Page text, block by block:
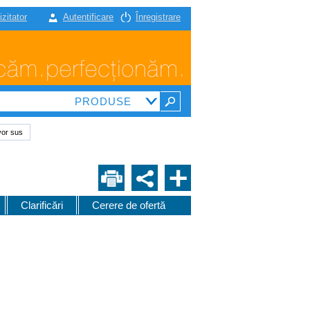
Înregistrare
Autentificare
sus
Clarificări Cerere de ofertă